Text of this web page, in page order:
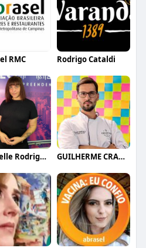
RMC Rodrigo Cataldi
Gabrielle Rodrigues GUILHERME CRAMER BALLE